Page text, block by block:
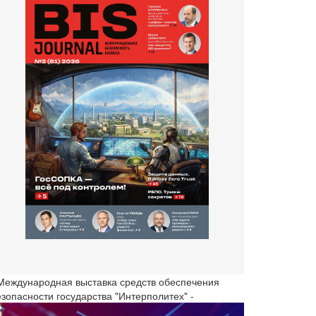
выставка средств обеспечения
государства "Интерполитех" -